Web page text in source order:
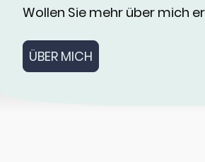
Wollen Sie mehr über mich
ÜBER MICH